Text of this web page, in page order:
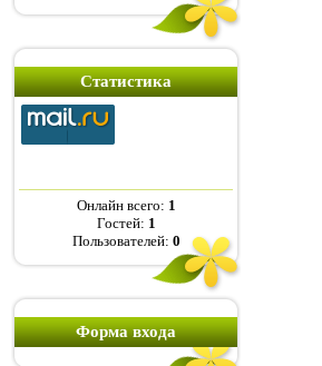
Статистика
Онлайн всего: 1
Гостей: 1
Пользователей: 0
Форма входа